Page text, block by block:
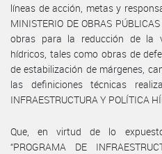
líneas de acción, metas y
MINISTERIO DE OBRAS
obras para la reducción de la
hídricos, tales como obras de
de estabilización de márgenes,
las definiciones técnicas
INFRAESTRUCTURA Y POLÍTICA
Que, en virtud de lo
“PROGRAMA DE